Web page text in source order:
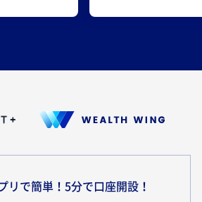
リで簡単！5分で口座開設！